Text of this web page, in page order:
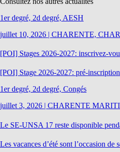
1er degré, 2d degré, AESH
juillet 10, 2026 | CHARENTE,
[POI] Stages 2026-2027: inscrivez-
[POI] Stage 2026-2027: pré-
1er degré, 2d degré, Congés
juillet 3, 2026 | CHARENTE
Le SE-UNSA 17 reste disponible
Les vacances d’été sont l’occasion